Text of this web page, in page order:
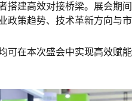
建高效对接桥梁。展会期
策趋势、技术革新方向与市
在本次盛会中实现高效赋